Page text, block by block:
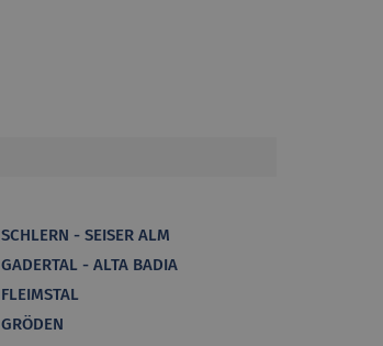
SCHLERN - SEISER ALM
GADERTAL - ALTA BADIA
FLEIMSTAL
GRÖDEN